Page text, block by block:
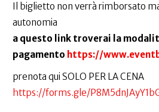
Il biglietto non verrà rimborsato
autonomia
a questo link troverai la
pagamento https://
prenota qui SOLO PER LA CENA
https://forms.gle/